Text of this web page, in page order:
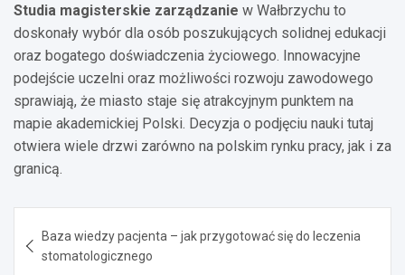
Studia magisterskie zarządzanie w Wałbrzychu to
doskonały wybór dla osób poszukujących solidnej edukacji
oraz bogatego doświadczenia życiowego. Innowacyjne
podejście uczelni oraz możliwości rozwoju zawodowego
sprawiają, że miasto staje się atrakcyjnym punktem na
mapie akademickiej Polski. Decyzja o podjęciu nauki tutaj
otwiera wiele drzwi zarówno na polskim rynku pracy, jak i za
granicą.
wpisuBaza wiedzy pacjenta – jak przygotować się do leczenia
stomatologicznego